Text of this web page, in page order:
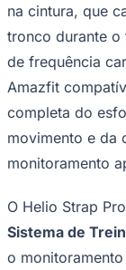
na cintura, que
tronco durante o
de frequência
Amazfit
completa do
movimento e da
monitoramento
O Helio Strap
Sistema de
o